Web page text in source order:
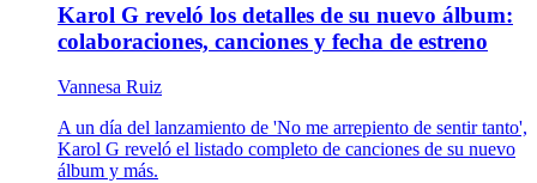
Karol G reveló los detalles de su nuevo álbum:
colaboraciones, canciones y fecha de estreno
Vannesa Ruiz
A un día del lanzamiento de 'No me arrepiento de sentir tanto',
Karol G reveló el listado completo de canciones de su nuevo
álbum y más.